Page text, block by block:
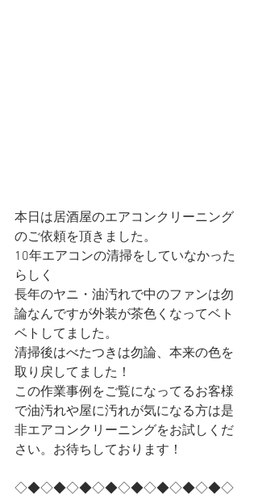
本日は居酒屋のエアコンクリーニング
のご依頼を頂きました。
10年エアコンの清掃をしていなかった
らしく
長年のヤニ・油汚れで中のファンは勿
論なんですが外装が茶色くなってベト
ベトしてました。
清掃後はべたつきは勿論、本来の色を
取り戻してました！
この作業事例をご覧になってるお客様
で油汚れや屋に汚れが気になる方は是
非エアコンクリーニングをお試しくだ
さい。お待ちしております！
◇◆◇◆◇◆◇◆◇◆◇◆◇◆◇◆◇